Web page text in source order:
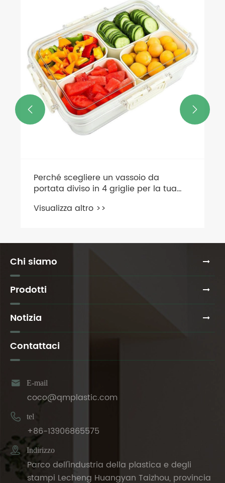
Come utilizzare i contenitori porta abiti
per riporre meglio i vestiti?
Visualizza altro >>
 
Chi siamo
Prodotti
Notizia
Contattaci
 E-mail
coco@qmplastic.com
 tel
+86-13906865575
 Indirizzo
Parco dell'industria della plastica e degli
stampi Lecheng Huangyan Taizhou, provincia